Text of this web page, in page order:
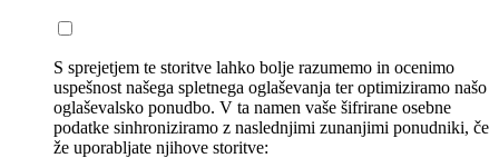
S sprejetjem te storitve lahko bolje razumemo in ocenimo
uspešnost našega spletnega oglaševanja ter optimiziramo našo
oglaševalsko ponudbo. V ta namen vaše šifrirane osebne
podatke sinhroniziramo z naslednjimi zunanjimi ponudniki, če
že uporabljate njihove storitve: